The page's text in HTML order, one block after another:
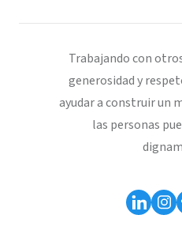
Trabajando con
generosidad y
ayudar a construir un
las personas